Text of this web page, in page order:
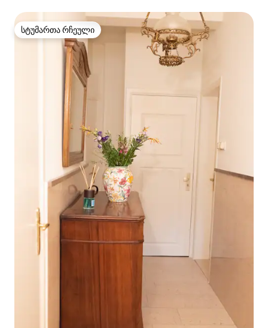
სტუმართა რჩეული
სტუმართა რჩეული